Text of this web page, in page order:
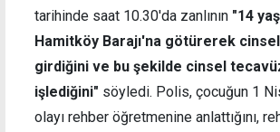
tarihinde saat 10.30'da zanlının "14
Hamitköy Barajı'na götürerek
girdiğini ve bu şekilde cinsel
işlediğini" söyledi. Polis, çocuğun 1
olayı rehber öğretmenine anlattığını,